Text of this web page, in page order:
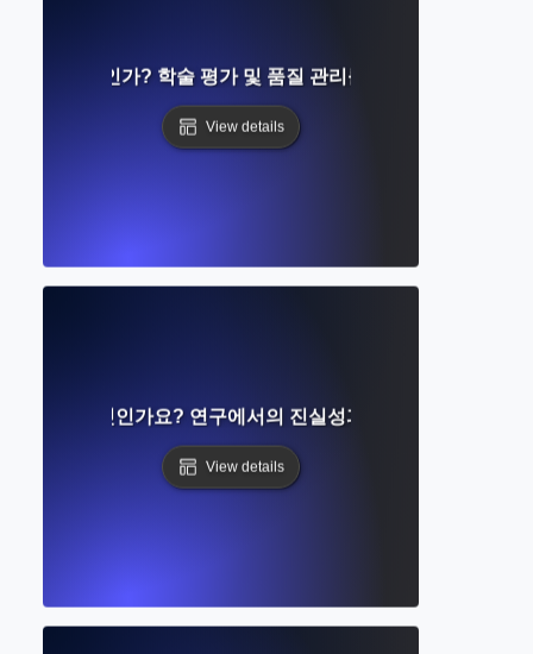
란 무엇인가? 학술 평가 및 품질 관리를 위한 단계별 가이드
View details
윤리가 무엇인가요? 연구에서의 진실성과 책임 이해하기
View details